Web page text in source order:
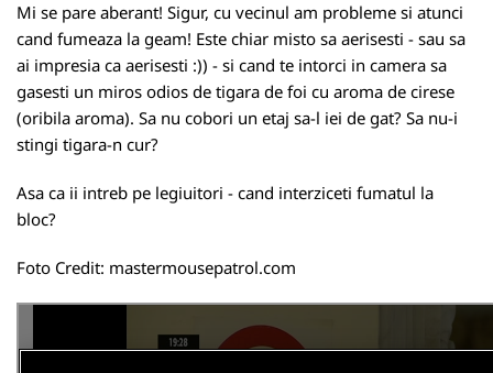
Mi se pare aberant! Sigur, cu vecinul am probleme si atunci
cand fumeaza la geam! Este chiar misto sa aerisesti - sau sa
ai impresia ca aerisesti :)) - si cand te intorci in camera sa
gasesti un miros odios de tigara de foi cu aroma de cirese
(oribila aroma). Sa nu cobori un etaj sa-l iei de gat? Sa nu-i
stingi tigara-n cur?
Asa ca ii intreb pe legiuitori - cand interziceti fumatul la
bloc?
Foto Credit: mastermousepatrol.com